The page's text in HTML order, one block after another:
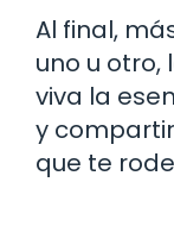
Al final,
uno u
viva la
y
que te